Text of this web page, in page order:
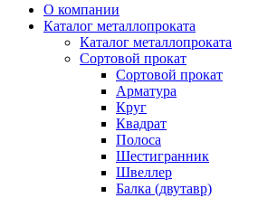
О компании
Каталог металлопроката
Каталог металлопроката
Сортовой прокат
Сортовой прокат
Арматура
Круг
Квадрат
Полоса
Шестигранник
Швеллер
Балка (двутавр)